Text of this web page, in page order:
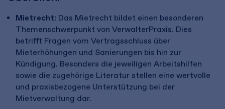
Mietrecht: Das Mietrecht bildet einen besonderen
Themenschwerpunkt von VerwalterPraxis. Dies
betrifft Fragen vom Vertragsschluss über
Mieterhöhungen und Sanierungen bis hin zur
Kündigung. Besonders die jeweiligen Arbeitshilfen
sowie die zugehörige Literatur stellen eine wertvolle
und praxisbezogene Unterstützung bei der
Mietverwaltung dar.